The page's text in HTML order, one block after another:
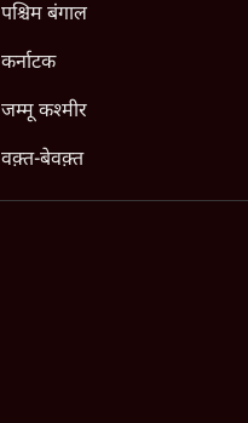
पश्चिम बंगाल
कर्नाटक
जम्मू कश्मीर
वक़्त-बेवक़्त